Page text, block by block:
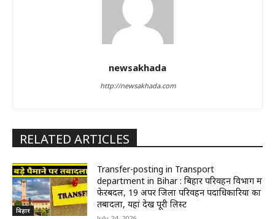
newsakhada
http://newsakhada.com
RELATED ARTICLES
बिहार
Transfer-posting in Transport
department in Bihar : बिहार परिवहन विभाग में
फेरबदल, 19 अपर जिला परिवहन पदाधिकारियों का
तबादला, यहां देखें पूरी लिस्ट